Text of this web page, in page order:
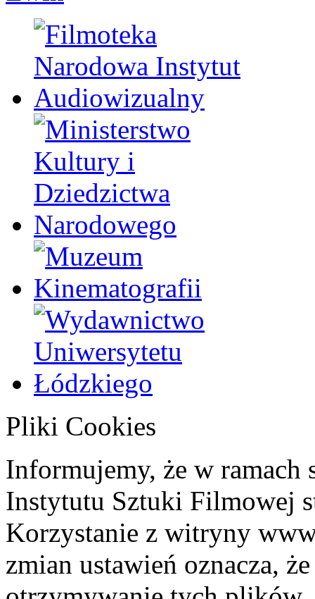
Pliki Cookies
Informujemy, że w ramach
Instytutu Sztuki Filmowej
Korzystanie z witryny
zmian ustawień oznacza,